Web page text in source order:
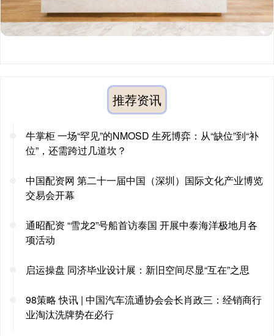
推荐资讯
牛掌柜 一场“罕见”的NMOSD 生死博弈：从“缺位”到“补
位”，还需跨过几道坎？
中国配资网 第二十一届中国（深圳）国际文化产业博览
交易会开幕
通昭配资 “雪龙2”号船首访泰国 开展中泰海洋极地月各
项活动
启运操盘 同济毕业设计展：新旧空间尽显“互在”之思
98策略 快讯 | 中国汽车流通协会会长肖政三：经销商行
业淘汰洗牌势在必行